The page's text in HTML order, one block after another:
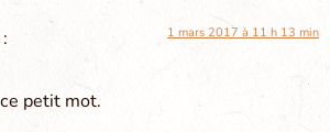
1 mars 2017 à 11 h 13 min
petit mot.